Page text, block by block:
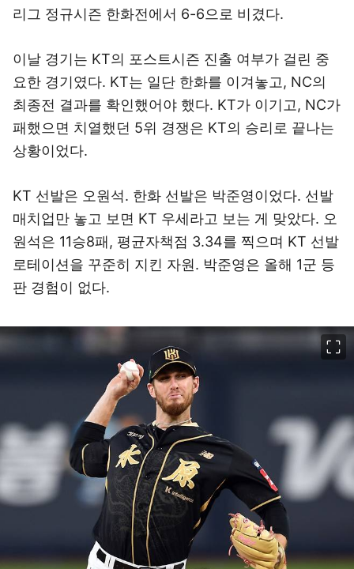
리그 정규시즌 한화전에서 6-6으로 비겼다.
이날 경기는 KT의 포스트시즌 진출 여부가 걸린 중
요한 경기였다. KT는 일단 한화를 이겨놓고, NC의
최종전 결과를 확인했어야 했다. KT가 이기고, NC가
패했으면 치열했던 5위 경쟁은 KT의 승리로 끝나는
상황이었다.
KT 선발은 오원석. 한화 선발은 박준영이었다. 선발
매치업만 놓고 보면 KT 우세라고 보는 게 맞았다. 오
원석은 11승8패, 평균자책점 3.34를 찍으며 KT 선발
로테이션을 꾸준히 지킨 자원. 박준영은 올해 1군 등
판 경험이 없다.